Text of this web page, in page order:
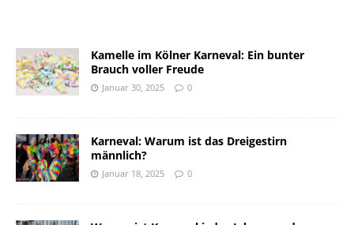
Kamelle im Kölner Karneval: Ein bunter
Brauch voller Freude
Januar 30, 2025 0
Karneval: Warum ist das Dreigestirn
männlich?
Januar 18, 2025 0